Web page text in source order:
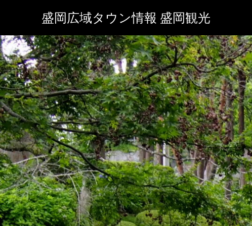
盛岡広域タウン情報 盛岡観光